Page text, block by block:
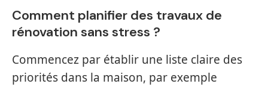
Comment planifier des travaux de
rénovation sans stress ?
Commencez par établir une liste claire des
priorités dans la maison, par exemple